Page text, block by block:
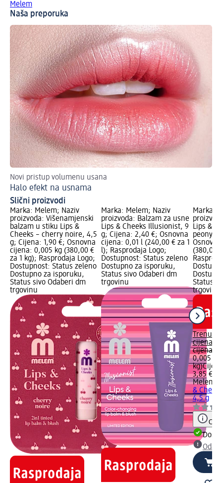
Melem
Naša preporuka
Novi pristup volumenu usana
Halo efekt na usnama
Slični proizvodi
Marka: Melem; Naziv
proizvoda: Višenamjenski
balzam u stiku Lips &
Cheeks – cherry noire, 4,5
g; Cijena: 1,90 €; Osnovna
cijena: 0,005 kg (380,00 €
za 1 kg); Rasprodaja Logo;
Dostupnost: Status zeleno
Dostupno za isporuku,
Status sivo Odaberi dm
trgovinu
Marka: Melem; Naziv
proizvoda: Balzam za usne
Lips & Cheeks Illusionist, 9
g; Cijena: 2,40 €; Osnovna
cijena: 0,01 l (240,00 € za 1
l); Rasprodaja Logo;
Dostupnost: Status zeleno
Dostupno za isporuku,
Status sivo Odaberi dm
trgovinu
Marka:
Lips &
peony,
(380,00
Status
trgovinu
cijena:
cijena:
0,005 kg
kg)
3,85 €
Melem
&
4,5 g